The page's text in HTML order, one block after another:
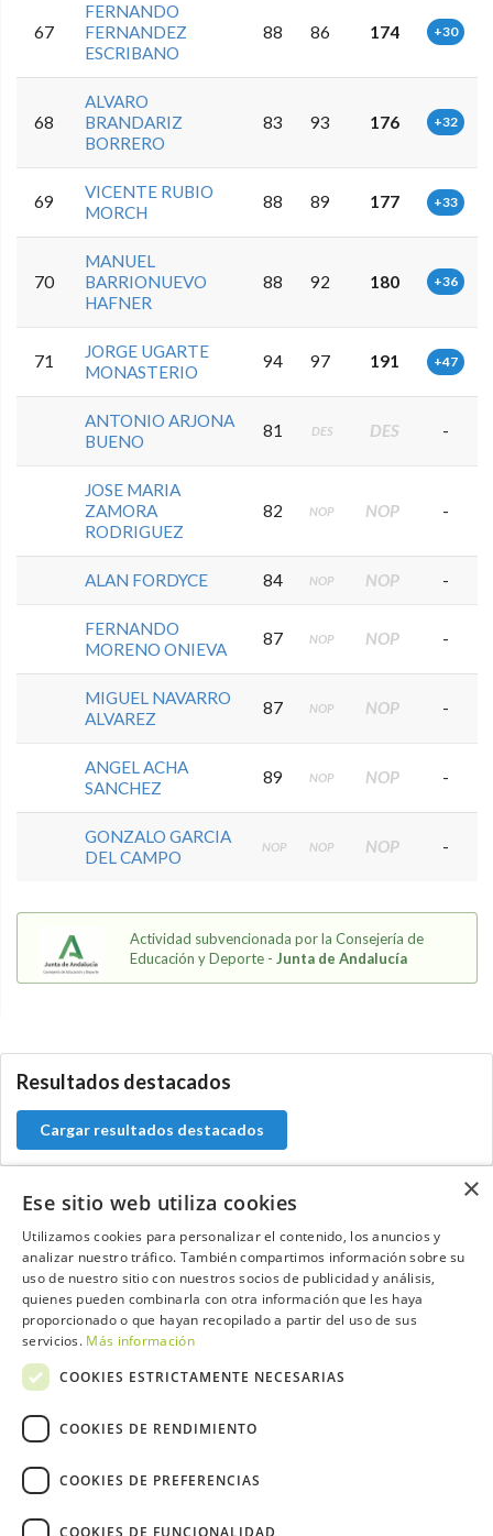
67
FERNANDO
FERNANDEZ
ESCRIBANO
88 86 174 +30
68
ALVARO
BRANDARIZ
BORRERO
83 93 176 +32
69
VICENTE RUBIO
MORCH
88 89 177 +33
70
MANUEL
BARRIONUEVO
HAFNER
88 92 180 +36
71
JORGE UGARTE
MONASTERIO
94 97 191 +47
ANTONIO ARJONA
BUENO
81 DES DES -
JOSE MARIA
ZAMORA
RODRIGUEZ
82 NOP NOP -
ALAN FORDYCE 84 NOP NOP -
FERNANDO
MORENO ONIEVA
87 NOP NOP -
MIGUEL NAVARRO
ALVAREZ
87 NOP NOP -
ANGEL ACHA
SANCHEZ
89 NOP NOP -
GONZALO GARCIA
DEL CAMPO
NOP NOP NOP -
Actividad subvencionada por la Consejería de
Educación y Deporte - Junta de Andalucía
Resultados destacados
Cargar resultados destacados
Contacta con el equipo de NextCaddy
Opina Contacta
Trabaja con nosotros
×
Ese sitio web utiliza cookies
Utilizamos cookies para personalizar el contenido, los anuncios y
analizar nuestro tráfico. También compartimos información sobre su
uso de nuestro sitio con nuestros socios de publicidad y análisis,
quienes pueden combinarla con otra información que les haya
proporcionado o que hayan recopilado a partir del uso de sus
servicios. Más información
COOKIES ESTRICTAMENTE NECESARIAS
COOKIES DE RENDIMIENTO
COOKIES DE PREFERENCIAS
COOKIES DE FUNCIONALIDAD